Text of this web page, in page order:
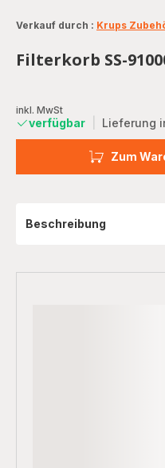
Verkauf durch : Krups
Filterkorb SS-
inkl. MwSt
verfügbar Lieferung
Zum
Beschreibung